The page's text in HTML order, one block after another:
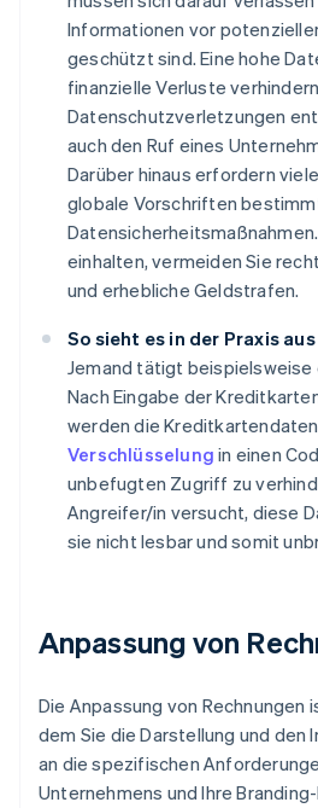
Informationen vor
geschützt sind. Eine hohe
finanzielle Verluste
Datenschutzverletzungen
auch den Ruf eines
Darüber hinaus erfordern
globale Vorschriften
einhalten, vermeiden Sie
und erhebliche Geldstrafen.
So sieht es in der Praxis aus
Jemand tätigt beispielsweise
Nach Eingabe der
werden die
Verschlüsselung in einen
unbefugten Zugriff zu
Angreifer/in versucht, diese
sie nicht lesbar und somit
Anpassung von
Die Anpassung von Rechnungen
dem Sie die Darstellung und den
an die spezifischen
Unternehmens und Ihre